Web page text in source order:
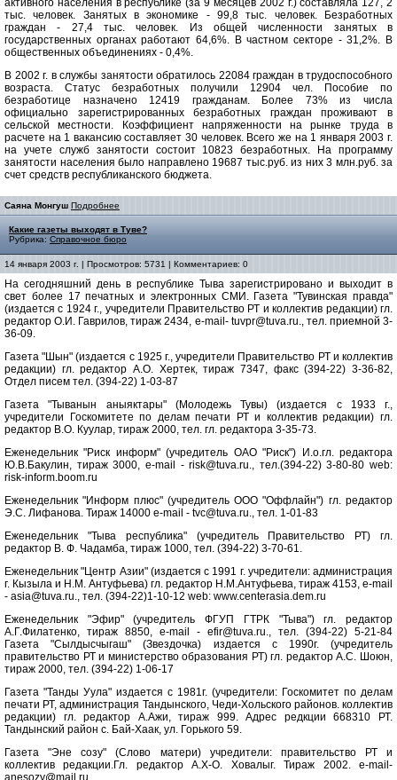
активного населения в республике (за 9 месяцев 2002 г.) составляла 127, 2
тыс. человек. Занятых в экономике - 99,8 тыс. человек. Безработных
граждан - 27,4 тыс. человек. Из общей численности занятых в
государственных органах работают 64,6%. В частном секторе - 31,2%. В
общественных объединениях - 0,4%.
В 2002 г. в службы занятости обратилось 22084 граждан в трудоспособного
возраста. Статус безработных получили 12904 чел. Пособие по
безработице назначено 12419 гражданам. Более 73% из числа
официально зарегистрированных безработных граждан проживают в
сельской местности. Коэффициент напряженности на рынке труда в
расчете на 1 вакансию составляет 30 человек. Всего же на 1 января 2003 г.
на учете служб занятости состоит 10823 безработных. На программу
занятости населения было направлено 19687 тыс.руб. из них 3 млн.руб. за
счет средств республиканского бюджета.
Саяна Монгуш Подробнее
Какие газеты выходят в Туве?
Рубрика: Справочное бюро
14 января 2003 г. | Просмотров: 5731 | Комментариев: 0
На сегодняшний день в республике Тыва зарегистрировано и выходит в
свет более 17 печатных и электронных СМИ. Газета "Тувинская правда"
(издается с 1924 г., учредители Правительство РТ и коллектив редакции) гл.
редактор О.И. Гаврилов, тираж 2434, e-mail- tuvpr@tuva.ru., тел. приемной 3-
36-09.
Газета "Шын" (издается с 1925 г., учредители Правительство РТ и коллектив
редакции) гл. редактор А.О. Хертек, тираж 7347, факс (394-22) 3-36-82,
Отдел писем тел. (394-22) 1-03-87
Газета "Тыванын аныяктары" (Молодежь Тувы) (издается с 1933 г.,
учредители Госкомитете по делам печати РТ и коллектив редакции) гл.
редактор В.О. Куулар, тираж 2000, тел. гл. редактора 3-35-73.
Еженедельник "Риск информ" (учредитель ОАО "Риск") И.о.гл. редактора
Ю.В.Бакулин, тираж 3000, e-mail - risk@tuva.ru., тел.(394-22) 3-80-80 web:
risk-inform.boom.ru
Еженедельник "Информ плюс" (учредитель ООО "Оффлайн") гл. редактор
Э.С. Лифанова. Тираж 14000 e-mail - tvc@tuva.ru., тел. 1-01-83
Еженедельник "Тыва республика" (учредитель Правительство РТ) гл.
редактор В. Ф. Чадамба, тираж 1000, тел. (394-22) 3-70-61.
Еженедельник "Центр Азии" (издается с 1991 г. учредители: администрация
г. Кызыла и Н.М. Антуфьева) гл. редактор Н.М.Антуфьева, тираж 4153, e-mail
- asia@tuva.ru., тел. (394-22)1-10-12 web: www.centerasia.dem.ru
Еженедельник "Эфир" (учредитель ФГУП ГТРК "Тыва") гл. редактор
А.Г.Филатенко, тираж 8850, e-mail - efir@tuva.ru., тел. (394-22) 5-21-84
Газета "Сылдысчыгаш" (Звездочка) издается с 1990г. (учредитель
правительство РТ и министерство образования РТ) гл. редактор А.С. Шоюн,
тираж 2000, тел. (394-22) 1-06-17
Газета "Танды Уула" издается с 1981г. (учредители: Госкомитет по делам
печати РТ, администрация Тандынского, Чеди-Хольского районов. коллектив
редакции) гл. редактор А.Ажи, тираж 999. Адрес редкции 668310 РТ.
Тандынский район с. Бай-Хаак, ул. Горького 59.
Газета "Эне созу" (Слово матери) учредители: правительство РТ и
коллектив редакции.Гл. редактор А.Х-О. Ховалыг. Тираж 2002. e-mail-